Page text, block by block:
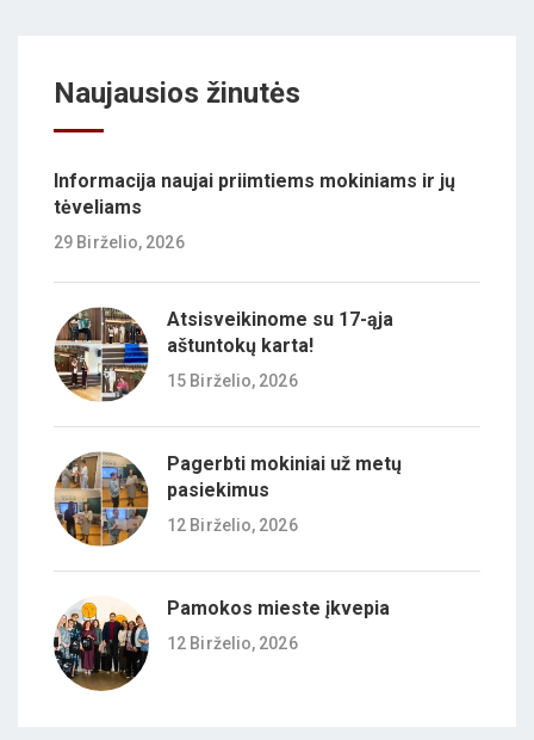
Naujausios žinutės
Informacija naujai priimtiems mokiniams ir jų
tėveliams
29 Birželio, 2026
Atsisveikinome su 17-ąja
aštuntokų karta!
15 Birželio, 2026
Pagerbti mokiniai už metų
pasiekimus
12 Birželio, 2026
Pamokos mieste įkvepia
12 Birželio, 2026